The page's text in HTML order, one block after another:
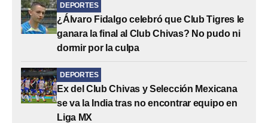
DEPORTES
¿Álvaro Fidalgo celebró que Club Tigres le
ganara la final al Club Chivas? No pudo ni
dormir por la culpa
DEPORTES
Ex del Club Chivas y Selección Mexicana
se va la India tras no encontrar equipo en
Liga MX